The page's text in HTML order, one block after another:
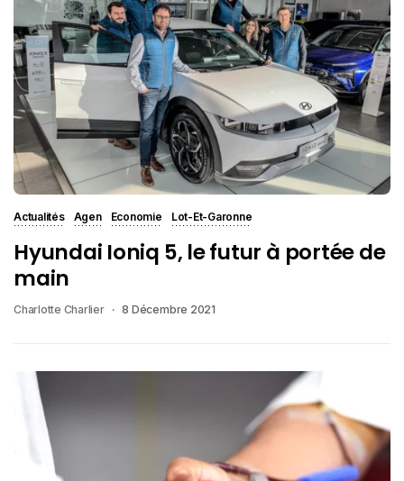
Actualités Agen Economie Lot-Et-Garonne
Hyundai Ioniq 5, le futur à portée de
main
Charlotte Charlier 8 Décembre 2021